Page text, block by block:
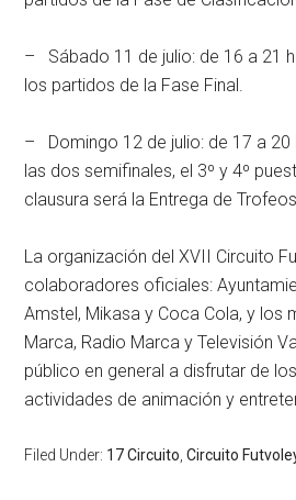
– Sábado 11 de julio: de 16 a 21
los partidos de la Fase Final.
– Domingo 12 de julio: de 17 a 20
las dos semifinales, el 3º y 4º
clausura será la Entrega de
La organización del XVII Circuito
colaboradores oficiales:
Amstel, Mikasa y Coca Cola, y los
Marca, Radio Marca y Televisión
público en general a disfrutar de
actividades de animación y
Filed Under: 17 Circuito ,Circuito